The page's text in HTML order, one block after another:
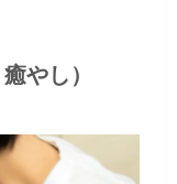
やし）